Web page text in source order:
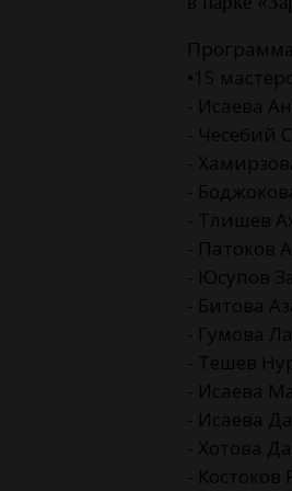
•15
- Исаева
- Чесебий
-
-
- Тлишев
- Патоков
- Юсупов
- Битова
- Гумова
- Тешев
- Исаева
- Исаева
- Хотова
- Костоков